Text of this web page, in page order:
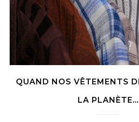
QUAND NOS VÊTEMENTS
LA PLANÈTE…